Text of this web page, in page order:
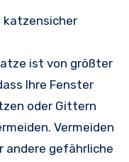
katzensicher
ist von größter
Ihre Fenster
oder Gittern
Vermeiden
andere gefährliche